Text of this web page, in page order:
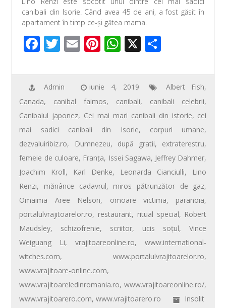
e
b
o
o
k
tt
er
ail er
e
st
at
s
A
p
p
ta
canibali din Isorie. Când avea 45 de ani, a fost găsit în
apartament în timp ce-şi gătea mama.
F
e
b
o
o
k
T
tt
er
E
ail
Pi
er
e
st
W
at
s
A
p
p
X
ta
je
az
ă
Admin iunie 4, 2019 Albert Fish,
Canada, canibal faimos, canibali, canibali celebrii,
Canibalul japonez, Cei mai mari canibali din istorie, cei
mai sadici canibali din Isorie, corpuri umane,
dezvaluiribiz.ro, Dumnezeu, după gratii, extraterestru,
femeie de culoare, Franţa, Issei Sagawa, Jeffrey Dahmer,
Joachim Kroll, Karl Denke, Leonarda Cianciulli, Lino
Renzi, mănânce cadavrul, miros pătrunzător de gaz,
Omaima Aree Nelson, omoare victima, paranoia,
portalulvrajitoarelor.ro, restaurant, ritual special, Robert
Maudsley, schizofrenie, scriitor, ucis soţul,Vince
Weiguang Li,vrajitoareonline.ro,www.international-
witches.com,www.portalulvrajitoarelor.ro,
www.vrajitoare-online.com,
www.vrajitoareledinromania.ro,www.vrajitoareonline.ro/,
www.vrajitoarero.com,www.vrajitoarero.ro
Insolit